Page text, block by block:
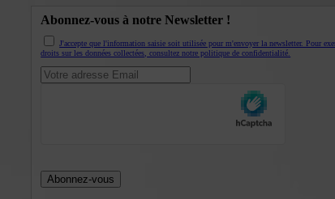
Abonnez-vous à notre Newsletter !
J'accepte que l'information saisie soit utilisée pour m'envoyer la newsletter. Pour
droits sur les données collectées, consultez notre politique de confidentialité.